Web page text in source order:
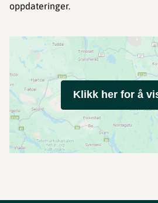
oppdateringer.
Klikk her for å